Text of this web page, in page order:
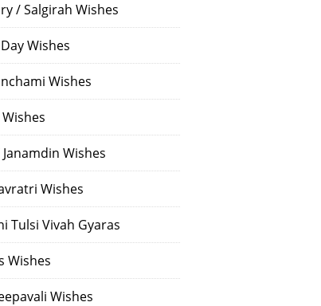
/ Salgirah Wishes
Wishes
Wishes
Wishes
Wishes
Tulsi Vivah Gyaras
Wishes
Wishes